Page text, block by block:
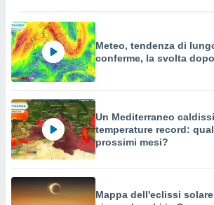
Meteo, tendenza di
conferme, la svolta
Un Mediterraneo
temperature record:
prossimi mesi?
Mappa dell'eclissi